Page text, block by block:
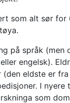
som alt sør for
på språk (men
engelsk).
eldste er
I nyere
som